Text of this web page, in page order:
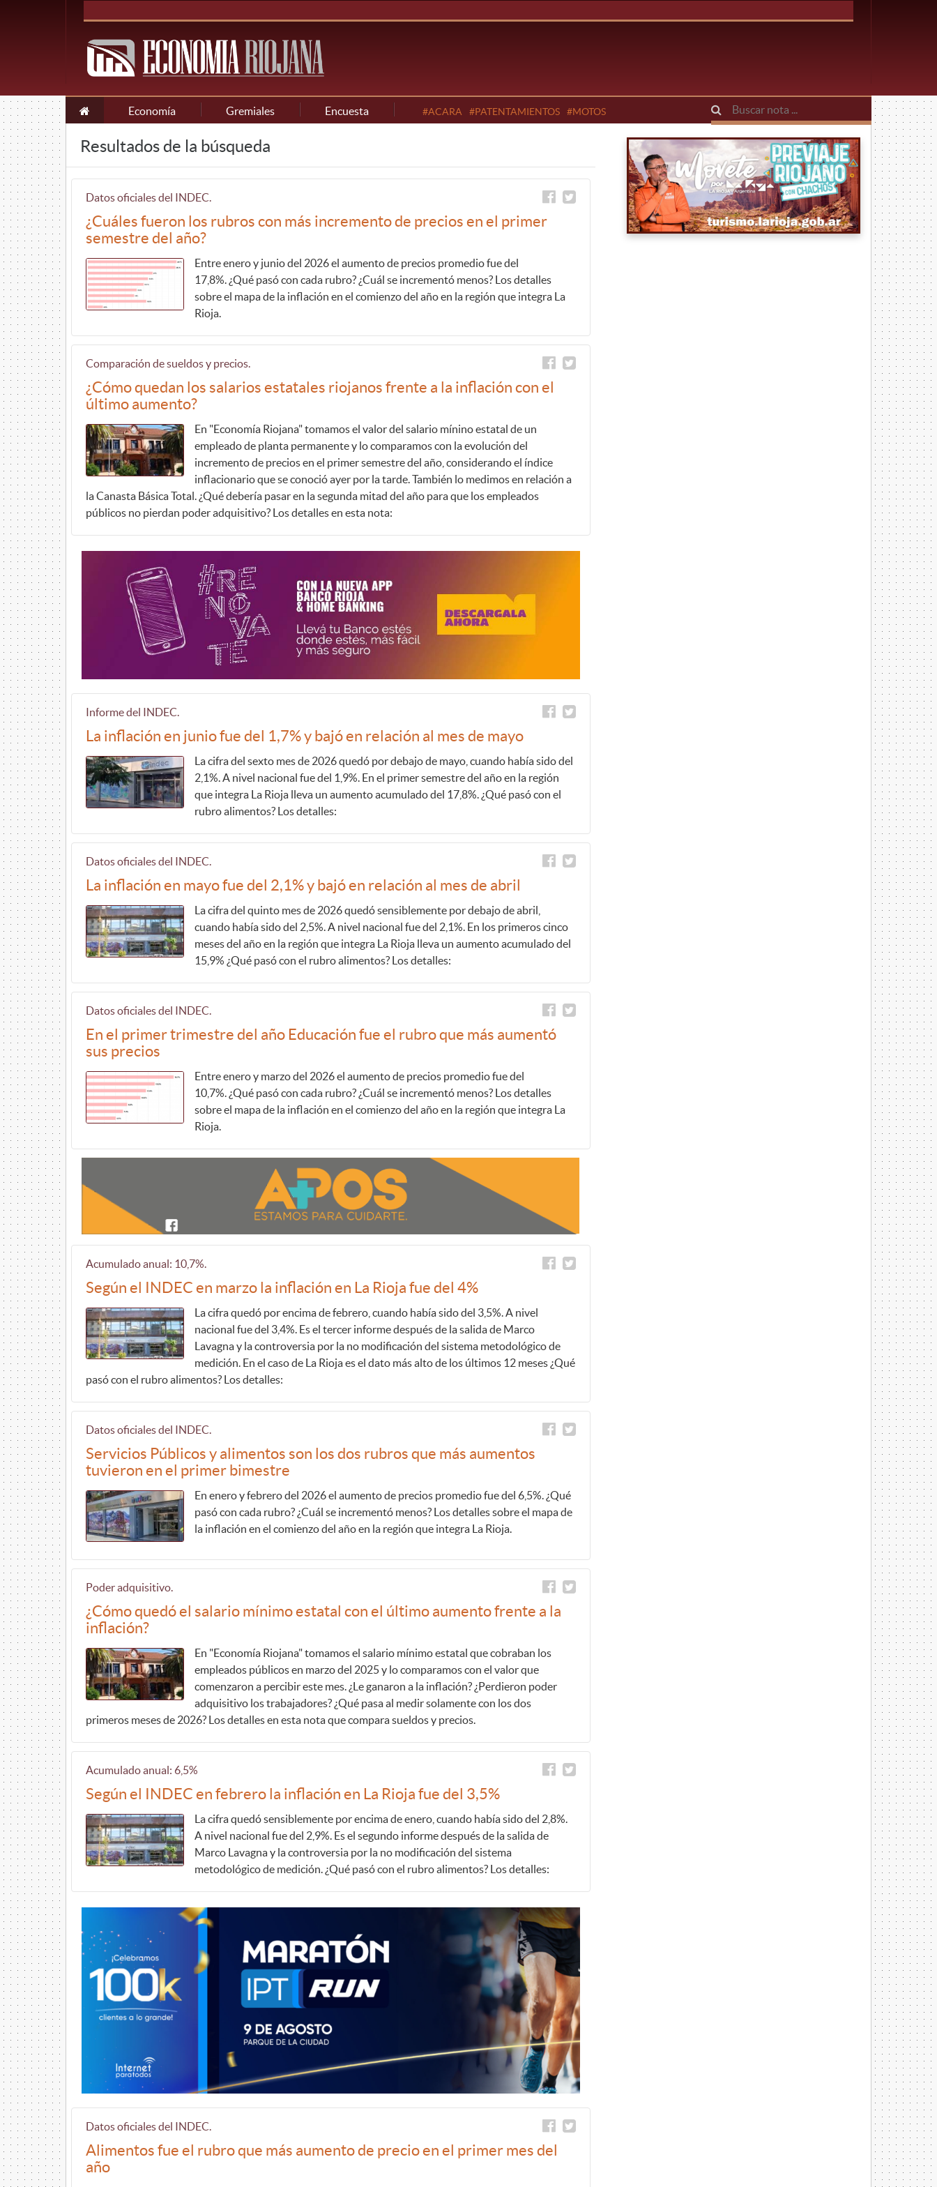
Economía Gremiales Encuesta #ACARA #PATENTAMIENTOS #MOTOS
Resultados de la búsqueda
Datos oficiales del INDEC.
¿Cuáles fueron los rubros con más incremento de precios en el primer
semestre del año?
Entre enero y junio del 2026 el aumento de precios promedio fue del
17,8%. ¿Qué pasó con cada rubro? ¿Cuál se incrementó menos? Los detalles
sobre el mapa de la inflación en el comienzo del año en la región que integra La
Rioja.
Comparación de sueldos y precios.
¿Cómo quedan los salarios estatales riojanos frente a la inflación con el
último aumento?
En "Economía Riojana" tomamos el valor del salario mínino estatal de un
empleado de planta permanente y lo comparamos con la evolución del
incremento de precios en el primer semestre del año, considerando el índice
inflacionario que se conoció ayer por la tarde. También lo medimos en relación a
la Canasta Básica Total. ¿Qué debería pasar en la segunda mitad del año para que los empleados
públicos no pierdan poder adquisitivo? Los detalles en esta nota:
Informe del INDEC.
La inflación en junio fue del 1,7% y bajó en relación al mes de mayo
La cifra del sexto mes de 2026 quedó por debajo de mayo, cuando había sido del
2,1%. A nivel nacional fue del 1,9%. En el primer semestre del año en la región
que integra La Rioja lleva un aumento acumulado del 17,8%. ¿Qué pasó con el
rubro alimentos? Los detalles:
Datos oficiales del INDEC.
La inflación en mayo fue del 2,1% y bajó en relación al mes de abril
La cifra del quinto mes de 2026 quedó sensiblemente por debajo de abril,
cuando había sido del 2,5%. A nivel nacional fue del 2,1%. En los primeros cinco
meses del año en la región que integra La Rioja lleva un aumento acumulado del
15,9% ¿Qué pasó con el rubro alimentos? Los detalles:
Datos oficiales del INDEC.
En el primer trimestre del año Educación fue el rubro que más aumentó
sus precios
Entre enero y marzo del 2026 el aumento de precios promedio fue del
10,7%. ¿Qué pasó con cada rubro? ¿Cuál se incrementó menos? Los detalles
sobre el mapa de la inflación en el comienzo del año en la región que integra La
Rioja.
Acumulado anual: 10,7%.
Según el INDEC en marzo la inflación en La Rioja fue del 4%
La cifra quedó por encima de febrero, cuando había sido del 3,5%. A nivel
nacional fue del 3,4%. Es el tercer informe después de la salida de Marco
Lavagna y la controversia por la no modificación del sistema metodológico de
medición. En el caso de La Rioja es el dato más alto de los últimos 12 meses ¿Qué
pasó con el rubro alimentos? Los detalles:
Datos oficiales del INDEC.
Servicios Públicos y alimentos son los dos rubros que más aumentos
tuvieron en el primer bimestre
En enero y febrero del 2026 el aumento de precios promedio fue del 6,5%. ¿Qué
pasó con cada rubro? ¿Cuál se incrementó menos? Los detalles sobre el mapa de
la inflación en el comienzo del año en la región que integra La Rioja.
Poder adquisitivo.
¿Cómo quedó el salario mínimo estatal con el último aumento frente a la
inflación?
En "Economía Riojana" tomamos el salario mínimo estatal que cobraban los
empleados públicos en marzo del 2025 y lo comparamos con el valor que
comenzaron a percibir este mes. ¿Le ganaron a la inflación? ¿Perdieron poder
adquisitivo los trabajadores? ¿Qué pasa al medir solamente con los dos
primeros meses de 2026? Los detalles en esta nota que compara sueldos y precios.
Acumulado anual: 6,5%
Según el INDEC en febrero la inflación en La Rioja fue del 3,5%
La cifra quedó sensiblemente por encima de enero, cuando había sido del 2,8%.
A nivel nacional fue del 2,9%. Es el segundo informe después de la salida de
Marco Lavagna y la controversia por la no modificación del sistema
metodológico de medición. ¿Qué pasó con el rubro alimentos? Los detalles:
Datos oficiales del INDEC.
Alimentos fue el rubro que más aumento de precio en el primer mes del
año